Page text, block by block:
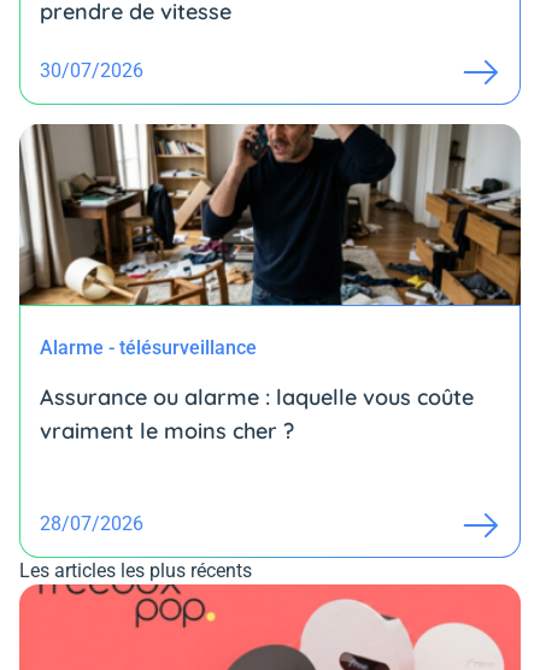
prendre de vitesse
30/07/2026
Alarme - télésurveillance
Assurance ou alarme : laquelle vous coûte
vraiment le moins cher ?
28/07/2026
Les articles les plus récents